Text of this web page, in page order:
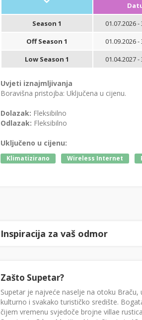
Season 1
01.07.2026 -
Off Season 1
01.09.2026 -
Low Season 1
01.04.2027 -
Uvjeti iznajmljivanja
Boravišna pristojba: Uključena u cijenu.
Dolazak: Fleksibilno
Odlazak: Fleksibilno
Uključeno u cijenu:
Klimatizirano Wireless Internet
Inspiracija za vaš odmor
Zašto Supetar?
Supetar je najveće naselje na otoku
kulturno i svakako turističko središte.
čijem vremenu svjedoče brojne villae